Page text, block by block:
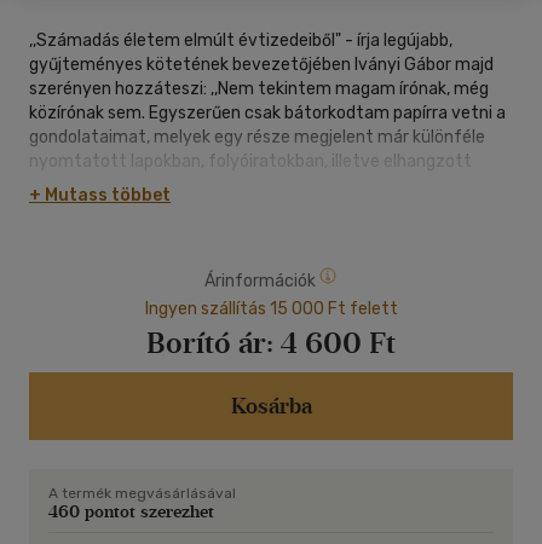
,,Számadás életem elmúlt évtizedeiből" - írja legújabb,
gyűjteményes kötetének bevezetőjében Iványi Gábor majd
szerényen hozzáteszi: ,,Nem tekintem magam írónak, még
közírónak sem. Egyszerűen csak bátorkodtam papírra vetni a
gondolataimat, melyek egy része megjelent már különféle
nyomtatott lapokban, folyóiratokban, illetve elhangzott
beszédeim írott változatai. Mindezeket kiegészítettem egy-
két újabb teleírt lappal."
hitvallásához hű marad ebben a kötetben is. A Kiadó jó szívvel
ajánlja e kötetet mindenkinek, aki szívén viseli e 93 ezer
négyzetméternyi ország sorsának alakulását.
Néhány fejezetcím:
Közületek egy elárul engem; Levél a miniszternek; Hozsanna a
előttem; Elengedés; Önkényesek; Pokol kapui; Gondolatok
néhány kanál almaszósz kapcsán; Szakszerűtlen szemlélődés
+ Mutass többet
Árinformációk
Ingyen szállítás 15 000 Ft felett
Borító ár: 4 600 Ft
Kosárba
A termék megvásárlásával
460 pontot szerezhet